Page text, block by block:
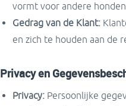
vormt voor andere
Gedrag van de Klant:
en zich te houden aan de
Privacy en
Privacy: Persoonlijke